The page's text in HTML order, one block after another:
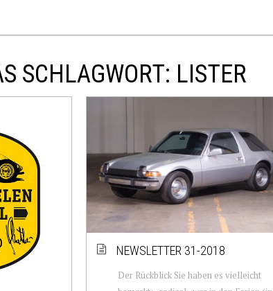
SCHLAGWORT: LISTER
NEWSLETTER 31-2018
Der Rückblick Sie haben es vielleicht